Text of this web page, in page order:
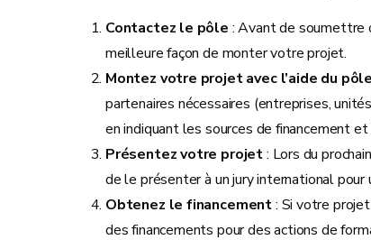
Contactez le pôle : Avant de soumettre
meilleure façon de monter votre projet.
Montez votre projet avec l’aide du pôle
partenaires nécessaires (entreprises,
en indiquant les sources de financement
Présentez votre projet: Lors du
de le présenter à un jury international pour
Obtenez le financement: Si votre
des financements pour des actions de